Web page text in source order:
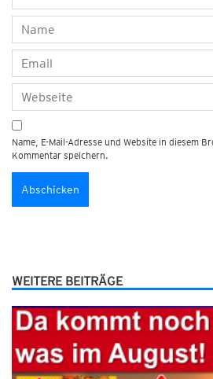
Name, E-Mail-Adresse und Website in diesem
Kommentar speichern.
WEITERE BEITRÄGE